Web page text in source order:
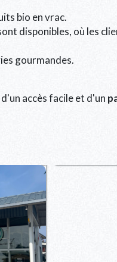
bio en vrac.
disponibles, où les
gourmandes.
accès facile et d'un